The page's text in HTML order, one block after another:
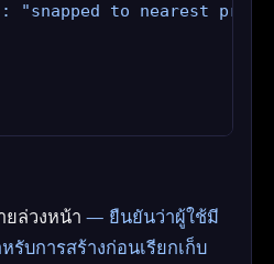
"snapped to nearest
ล่วงหน้า — ยืนยันว่าผู้ใช้มี
รับการสร้างก่อนเรียกเก็บ